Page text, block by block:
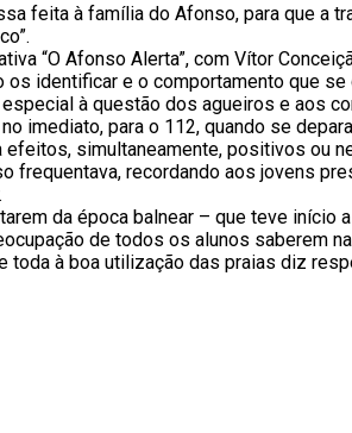
feita à família do Afonso, para que a
“O Afonso Alerta”, com Vítor
identificar e o comportamento que
à questão dos agueiros e aos
imediato, para o 112, quando se
simultaneamente, positivos ou
recordando aos jovens
da época balnear – que teve início
de todos os alunos saberem
toda à boa utilização das praias diz